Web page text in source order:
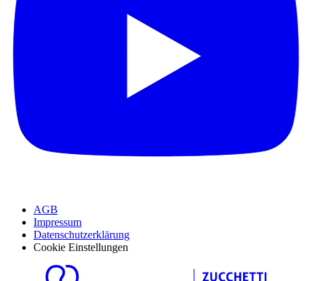
AGB
Impressum
Datenschutzerklärung
Cookie Einstellungen